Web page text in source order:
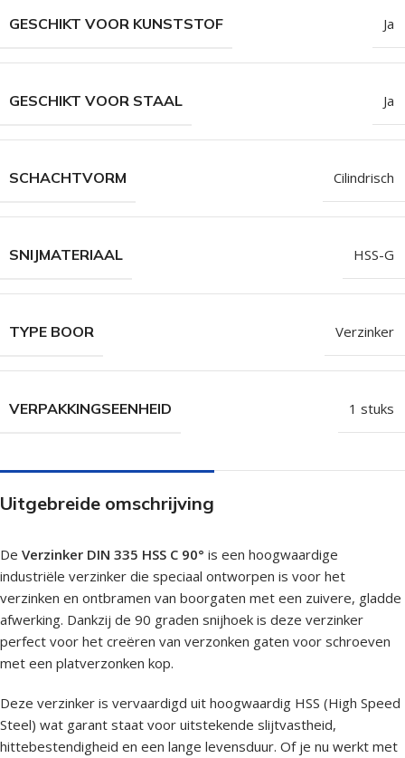
GESCHIKT VOOR KUNSTSTOF Ja
GESCHIKT VOOR STAAL Ja
SCHACHTVORM Cilindrisch
SNIJMATERIAAL HSS-G
TYPE BOOR Verzinker
VERPAKKINGSEENHEID 1 stuks
Uitgebreide omschrijving
De Verzinker DIN 335 HSS C 90° is een hoogwaardige
industriële verzinker die speciaal ontworpen is voor het
verzinken en ontbramen van boorgaten met een zuivere, gladde
afwerking. Dankzij de 90 graden snijhoek is deze verzinker
perfect voor het creëren van verzonken gaten voor schroeven
met een platverzonken kop.
Deze verzinker is vervaardigd uit hoogwaardig HSS (High Speed
Steel) wat garant staat voor uitstekende slijtvastheid,
hittebestendigheid en een lange levensduur. Of je nu werkt met